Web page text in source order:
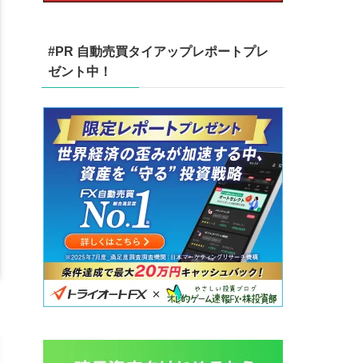
#PR 自動売買タイアップレポートプレ
ゼント中！